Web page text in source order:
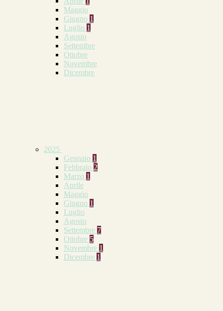
Maggio
Giugno 1
Luglio 1
Agosto
Settembre
Ottobre
Novembre
Dicembre
2025
Gennaio 1
Febbraio 2
Marzo 1
Aprile
Maggio
Giugno 1
Luglio
Agosto
Settembre 7
Ottobre 5
Novembre 1
Dicembre 1